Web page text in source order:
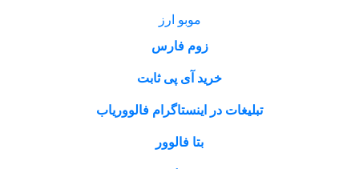
موبو ارز
زوم فارس
خرید آی پی ثابت
تبلیغات در اینستاگرام فالووریاب
بتا فالوور